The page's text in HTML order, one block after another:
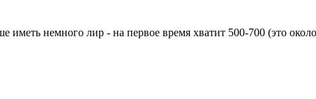
немного лир - на первое время хватит 500-700 (это